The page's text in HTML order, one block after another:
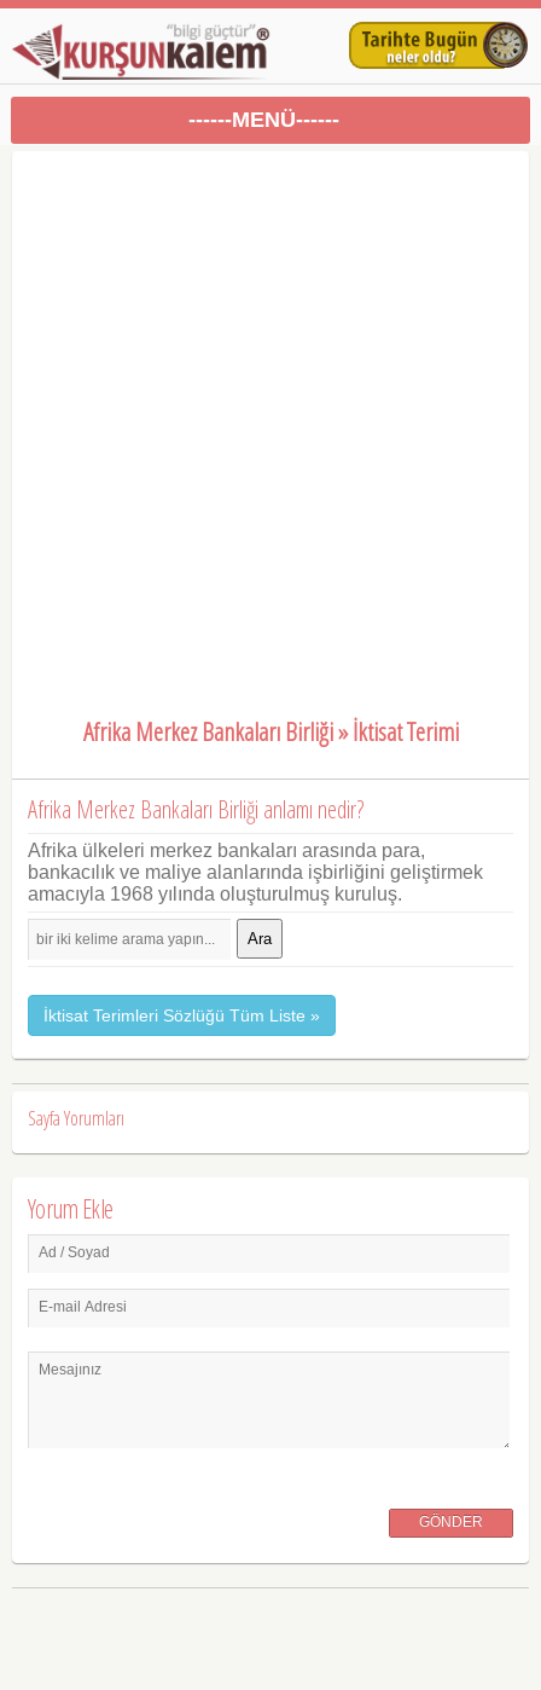
------MENÜ------
Afrika Merkez Bankaları Birliği » İktisat Terimi
Afrika Merkez Bankaları Birliği anlamı nedir?
Afrika ülkeleri merkez bankaları arasında para,
bankacılık ve maliye alanlarında işbirliğini geliştirmek
amacıyla 1968 yılında oluşturulmuş kuruluş.
Ara
İktisat Terimleri Sözlüğü Tüm Liste »
Sayfa Yorumları
Yorum Ekle
Ad / Soyad
E-mail Adresi
Mesajınız
GÖNDER